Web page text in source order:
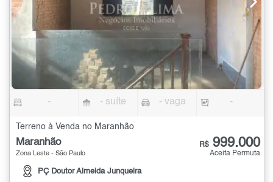
- - suíte - vaga -
Terreno à Venda no Maranhão
Maranhão
Zona Leste - São Paulo
PÇ Doutor Almeida Junqueira
R$ 999.000
Aceita Permuta